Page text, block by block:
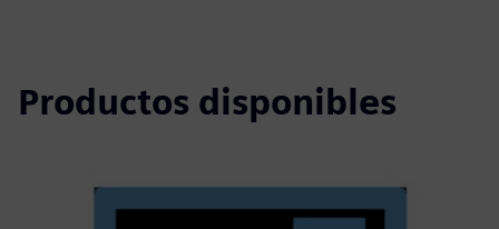
Productos disponibles